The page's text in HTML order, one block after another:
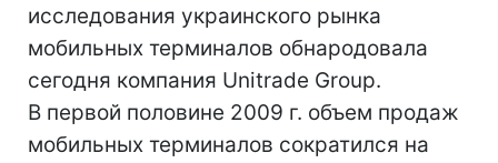
исследования украинского рынка
мобильных терминалов обнародовала
сегодня компания Unitrade Group.
В первой половине 2009 г. объем продаж
мобильных терминалов сократился на